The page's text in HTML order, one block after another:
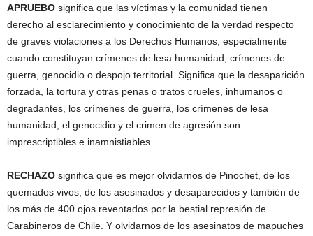
APRUEBO significa que las víctimas y la comunidad tienen
derecho al esclarecimiento y conocimiento de la verdad respecto
de graves violaciones a los Derechos Humanos, especialmente
cuando constituyan crímenes de lesa humanidad, crímenes de
guerra, genocidio o despojo territorial. Significa que la desaparición
forzada, la tortura y otras penas o tratos crueles, inhumanos o
degradantes, los crímenes de guerra, los crímenes de lesa
humanidad, el genocidio y el crimen de agresión son
imprescriptibles e inamnistiables.
RECHAZO significa que es mejor olvidarnos de Pinochet, de los
quemados vivos, de los asesinados y desaparecidos y también de
los más de 400 ojos reventados por la bestial represión de
Carabineros de Chile. Y olvidarnos de los asesinatos de mapuches